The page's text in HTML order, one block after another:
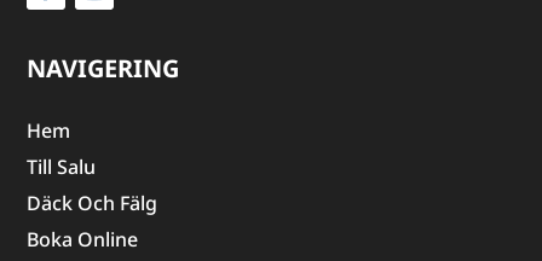
NAVIGERING
Hem
Till Salu
Däck Och Fälg
Boka Online